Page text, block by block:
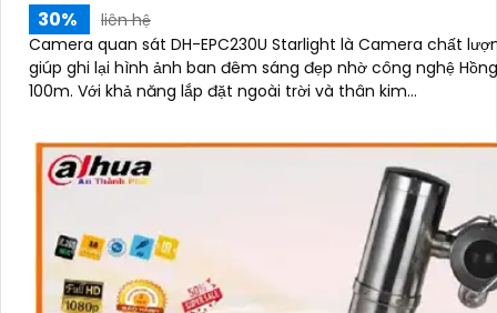
30%
liên hệ
Camera quan sát DH-EPC230U Starlight là Camera chất
giúp ghi lại hình ảnh ban đêm sáng đẹp nhờ công nghệ
100m. Với khả năng lắp đặt ngoài trời và thân kim...